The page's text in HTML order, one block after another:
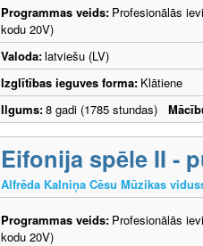
Programmas veids: Profesionālās
kodu 20V)
Valoda:latviešu (LV)
Izglītības ieguves forma: Klātiene
Ilgums:8 gadi (1785 stundas)
Eifonija spēle II -
Alfrēda Kalniņa Cēsu Mūzikas
Programmas veids: Profesionālās
kodu 20V)